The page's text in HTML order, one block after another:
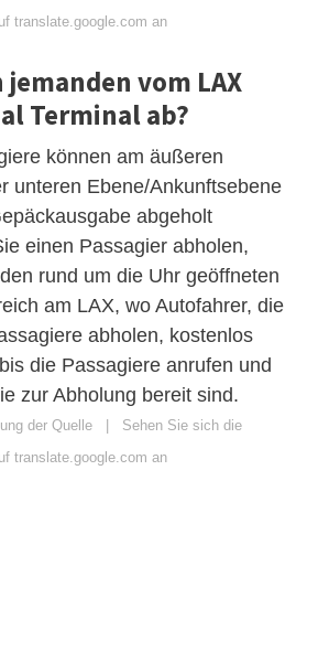
translate.google.com an
jemanden vom LAX
Terminal ab?
können am äußeren
unteren Ebene/Ankunftsebene
abgeholt
einen Passagier abholen,
rund um die Uhr geöffneten
am LAX, wo Autofahrer, die
abholen, kostenlos
die Passagiere anrufen und
zur Abholung bereit sind.
der Quelle
Sehen Sie sich die
translate.google.com an